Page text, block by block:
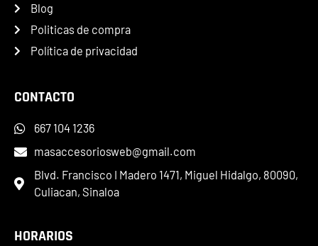
Blog
Politicas de compra
Política de privacidad
CONTACTO
667 104 1236
masaccesoriosweb@gmail.com
Blvd. Francisco I Madero 1471, Miguel Hidalgo, 80090,
Culiacan, Sinaloa
HORARIOS